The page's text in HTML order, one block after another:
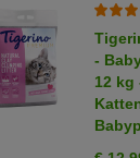
-
12 kg